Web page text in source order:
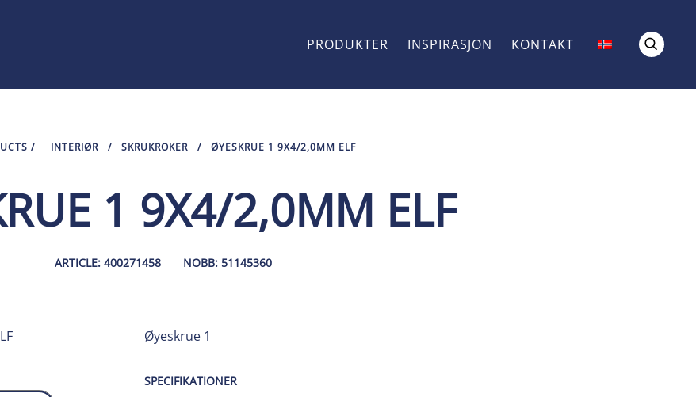
PRODUKTER INSPIRASJON KONTAKT
/ INTERIØR / SKRUKROKER / ØYESKRUE 1 9X4/2,0MM ELF
1 9X4/2,0MM ELF
ARTICLE: 400271458 NOBB: 51145360
Øyeskrue 1
SPECIFIKATIONER